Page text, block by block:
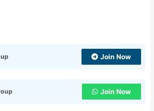
Join Now
Join Now